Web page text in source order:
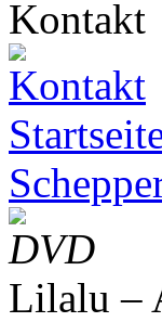
DVD
Lilalu –